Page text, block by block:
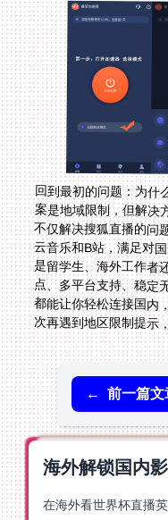
回到最初的问题：为什
案是地域限制，但解
是留学生、海外工作者
次再遇到地区限制提示
← 前一篇文
海外解锁国内